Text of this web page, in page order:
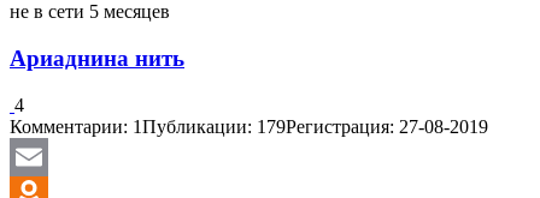
не в сети 5 месяцев
Ариаднина нить
4
Комментарии: 1Публикации: 179Регистрация: 27-08-2019